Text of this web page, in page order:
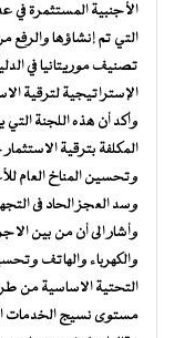
الأجنبية المستثمرة في
التي تم إنشاؤها
تصنيف موريتانيا في
الإستراتيجية لترقية
وأكد أن هذه اللجنة التي
المكلفة بترقية
وتحسين المناخ العام
وسد العجز الحاد فى
وأشار الى أن من بين
والكهرباء والهاتف
التحتية الاساسية من
مستوى نسيج الخدمات